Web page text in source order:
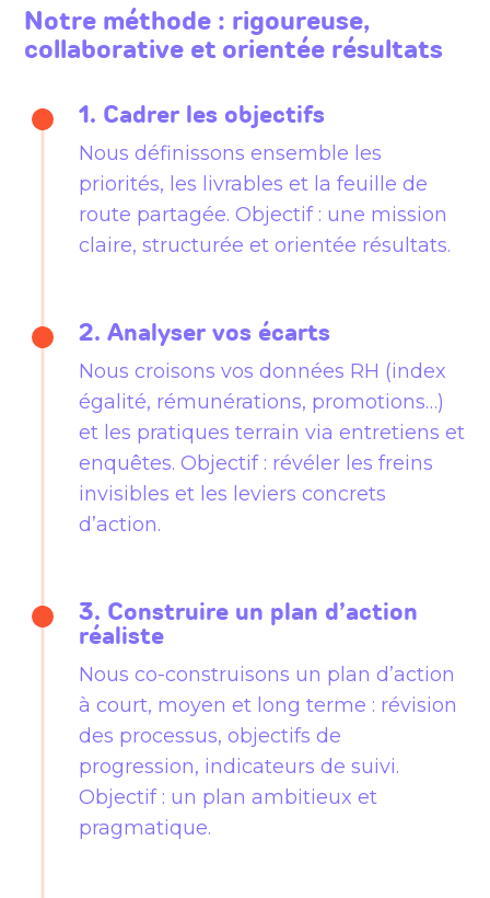
Notre méthode : rigoureuse,
collaborative et orientée résultats
1. Cadrer les objectifs
Nous définissons ensemble les
priorités, les livrables et la feuille de
route partagée. Objectif : une mission
claire, structurée et orientée résultats.
2. Analyser vos écarts
Nous croisons vos données RH (index
égalité, rémunérations, promotions…)
et les pratiques terrain via entretiens et
enquêtes. Objectif : révéler les freins
invisibles et les leviers concrets
d’action.
3. Construire un plan d’action
réaliste
Nous co-construisons un plan d’action
à court, moyen et long terme : révision
des processus, objectifs de
progression, indicateurs de suivi.
Objectif : un plan ambitieux et
pragmatique.